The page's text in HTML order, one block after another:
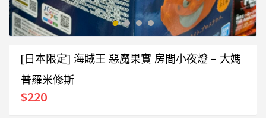
[日本限定] 海賊王 惡魔果實 房間小夜燈 – 大媽
普羅米修斯
$220